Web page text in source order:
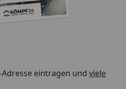
eintragen und viele